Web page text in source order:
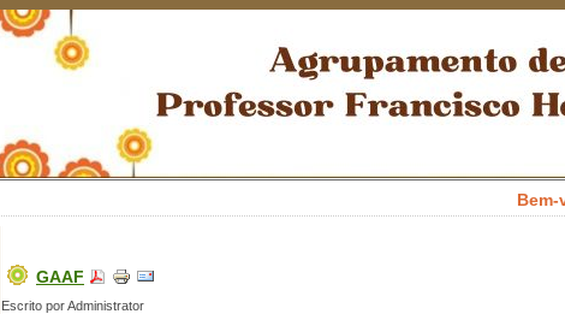
Bem-
GAAF
Escrito por Administrator